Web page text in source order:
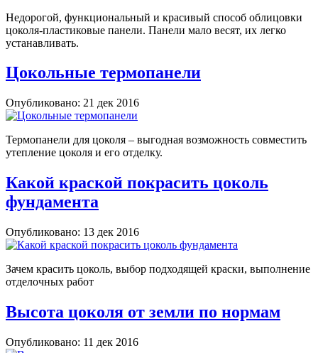
Недорогой, функциональный и красивый способ облицовки
цоколя-пластиковые панели. Панели мало весят, их легко
устанавливать.
Цокольные термопанели
Опубликовано: 21 дек 2016
Термопанели для цоколя – выгодная возможность совместить
утепление цоколя и его отделку.
Какой краской покрасить цоколь
фундамента
Опубликовано: 13 дек 2016
Зачем красить цоколь, выбор подходящей краски, выполнение
отделочных работ
Высота цоколя от земли по нормам
Опубликовано: 11 дек 2016